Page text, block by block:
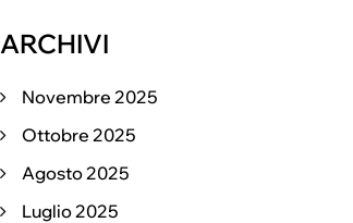
ARCHIVI
Novembre 2025
Ottobre 2025
Agosto 2025
Luglio 2025